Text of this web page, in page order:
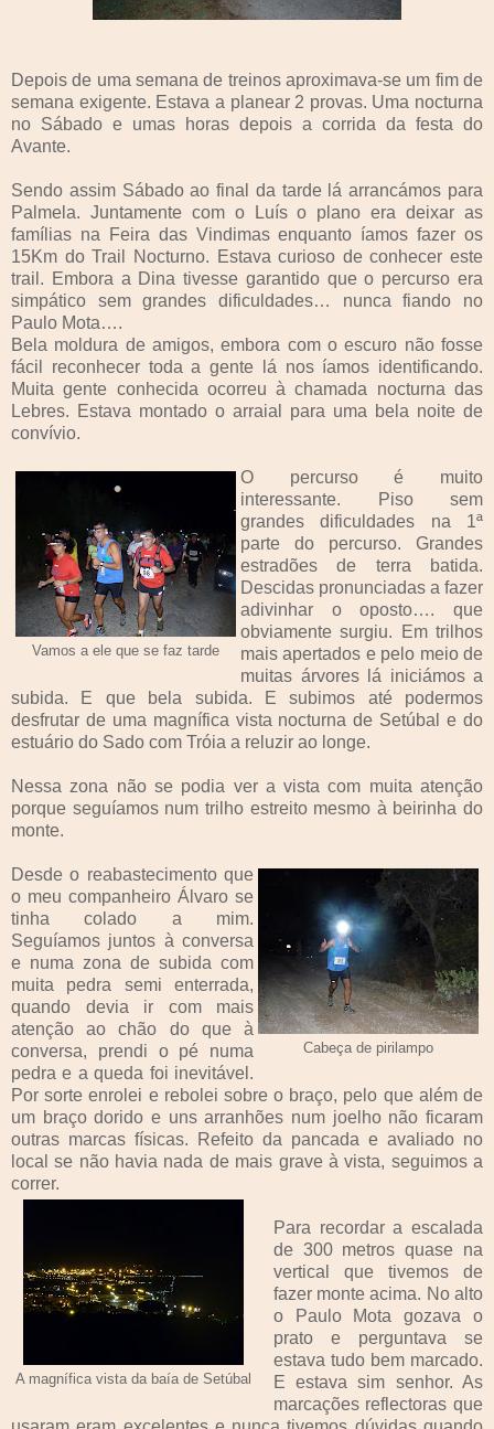
Depois de uma semana de treinos aproximava-se um fim de
semana exigente. Estava a planear 2 provas. Uma nocturna
no Sábado e umas horas depois a corrida da festa do
Avante.
Sendo assim Sábado ao final da tarde lá arrancámos para
Palmela. Juntamente com o Luís o plano era deixar as
famílias na Feira das Vindimas enquanto íamos fazer os
15Km do Trail Nocturno. Estava curioso de conhecer este
trail. Embora a Dina tivesse garantido que o percurso era
simpático sem grandes dificuldades… nunca fiando no
Paulo Mota….
Bela moldura de amigos, embora com o escuro não fosse
fácil reconhecer toda a gente lá nos íamos identificando.
Muita gente conhecida ocorreu à chamada nocturna das
Lebres. Estava montado o arraial para uma bela noite de
convívio.
Vamos a ele que se faz tarde
O percurso é muito
interessante. Piso sem
grandes dificuldades na 1ª
parte do percurso. Grandes
estradões de terra batida.
Descidas pronunciadas a fazer
adivinhar o oposto…. que
obviamente surgiu. Em trilhos
mais apertados e pelo meio de
muitas árvores lá iniciámos a
subida. E que bela subida. E subimos até podermos
desfrutar de uma magnífica vista nocturna de Setúbal e do
estuário do Sado com Tróia a reluzir ao longe.
Nessa zona não se podia ver a vista com muita atenção
porque seguíamos num trilho estreito mesmo à beirinha do
monte.
Cabeça de pirilampo
Desde o reabastecimento que
o meu companheiro Álvaro se
tinha colado a mim.
Seguíamos juntos à conversa
e numa zona de subida com
muita pedra semi enterrada,
quando devia ir com mais
atenção ao chão do que à
conversa, prendi o pé numa
pedra e a queda foi inevitável.
Por sorte enrolei e rebolei sobre o braço, pelo que além de
um braço dorido e uns arranhões num joelho não ficaram
outras marcas físicas. Refeito da pancada e avaliado no
local se não havia nada de mais grave à vista, seguimos a
correr.
A magnífica vista da baía de Setúbal
Para recordar a escalada
de 300 metros quase na
vertical que tivemos de
fazer monte acima. No alto
o Paulo Mota gozava o
prato e perguntava se
estava tudo bem marcado.
E estava sim senhor. As
marcações reflectoras que